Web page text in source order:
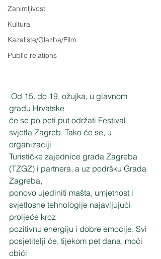
Zanimljivosti
Kultura
Kazalište/Glazba/Film
Public relations
gradu Hrvatske
će se po peti put održati Festival
svjetla Zagreb. Tako će se, u
organizaciji
Turističke zajednice grada Zagreba
(TZGZ) i partnera, a uz podršku Grada
Zagreba,
ponovo ujediniti mašta, umjetnost i
svjetlosne tehnologije najavljujući
proljeće kroz
pozitivnu energiju i dobre emocije. Svi
posjetitelji će, tijekom pet dana, moći
obići